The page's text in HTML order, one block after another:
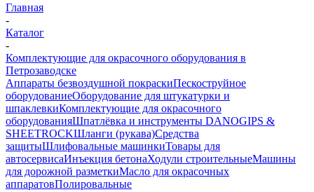
Главная
-
Каталог
-
Комплектующие для окрасочного оборудования в
Петрозаводске
Аппараты безвоздушной покраскиПескоструйное
оборудованиеОборудование для штукатурки и
шпаклевкиКомплектующие для окрасочного
оборудованияШпатлёвка и инструменты DANOGIPS &
SHEETROCKШланги (рукава)Средства
защитыШлифовальные машинкиТовары для
автосервисаИнъекция бетонаХодули строительныеМашины
для дорожной разметкиМасло для окрасочных
аппаратовПолировальные